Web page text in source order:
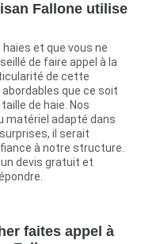
Fallone utilise
et que vous ne
de faire appel à la
de cette
que ce soit
de haie. Nos
matériel adapté dans
il serait
à notre structure.
devis gratuit et
faites appel à